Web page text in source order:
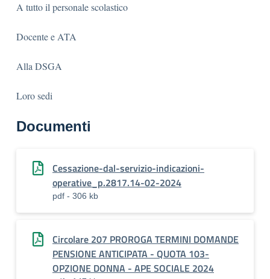
A tutto il personale scolastico
Docente e ATA
Alla DSGA
Loro sedi
Documenti
Cessazione-dal-servizio-indicazioni-
operative_p.2817.14-02-2024
pdf - 306 kb
Circolare 207 PROROGA TERMINI DOMANDE
PENSIONE ANTICIPATA - QUOTA 103-
OPZIONE DONNA - APE SOCIALE 2024